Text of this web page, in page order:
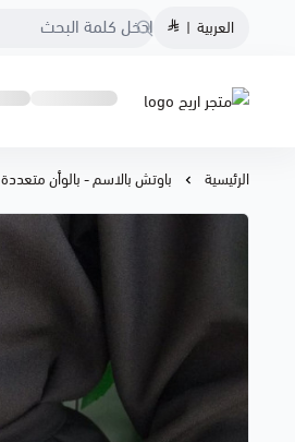
العربية |
متجر اريج
الرئيسية باوتش بالاسم - بالوأن متعددة